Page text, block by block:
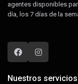
agentes disponibles
día, los 7 días de la
Nuestros servicios